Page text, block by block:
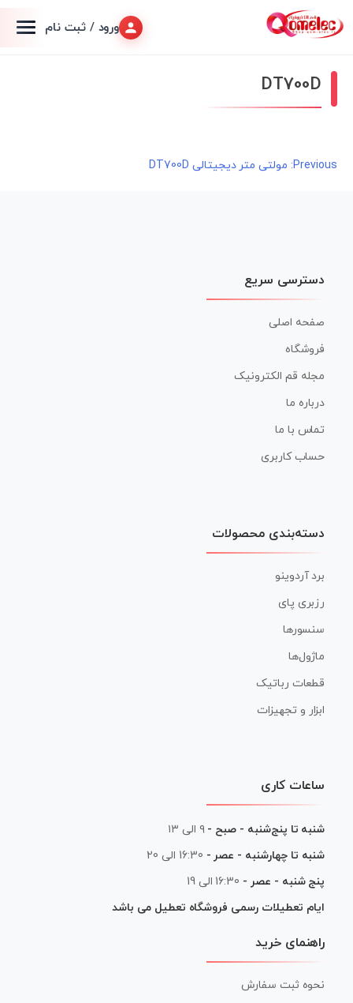
ورود / ثبت نام
DT700D
راهبری
Previous: مولتی متر دیجیتالی DT700D
دسترسی سریع
صفحه اصلی
فروشگاه
مجله قم الکترونیک
درباره ما
تماس با ما
حساب کاربری
دسته‌بندی محصولات
برد آردوینو
رزبری پای
سنسورها
ماژول‌ها
قطعات رباتیک
ابزار و تجهیزات
ساعات کاری
شنبه تا پنج‌شنبه - صبح - ۹ الی ۱۳
شنبه تا چهارشنبه - عصر - 16:30 الی 20
پنج شنبه - عصر - 16:30 الی 19
ایام تعطیلات رسمی فروشگاه تعطیل می باشد
راهنمای خرید
نحوه ثبت سفارش